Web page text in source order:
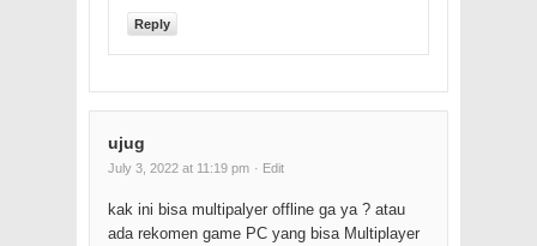
Reply
ujug
July 3, 2022 at 11:19 pm · Edit
kak ini bisa multipalyer offline ga ya ? atau
ada rekomen game PC yang bisa Multiplayer